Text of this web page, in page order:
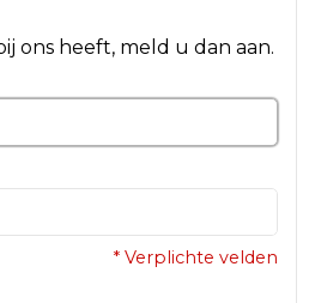
ons heeft, meld u dan aan.
* Verplichte velden